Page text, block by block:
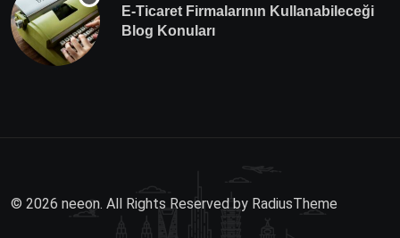
E-Ticaret Firmalarının Kullanabileceği
Blog Konuları
© 2026 neeon. All Rights Reserved by RadiusTheme